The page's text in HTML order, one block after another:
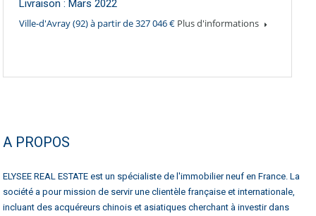
Livraison : Mars 2022
Ville-d'Avray (92) à partir de 327 046 € Plus d'informations
A PROPOS
ELYSEE REAL ESTATE est un spécialiste de l'immobilier neuf en France. La
société a pour mission de servir une clientèle française et internationale,
incluant des acquéreurs chinois et asiatiques cherchant à investir dans